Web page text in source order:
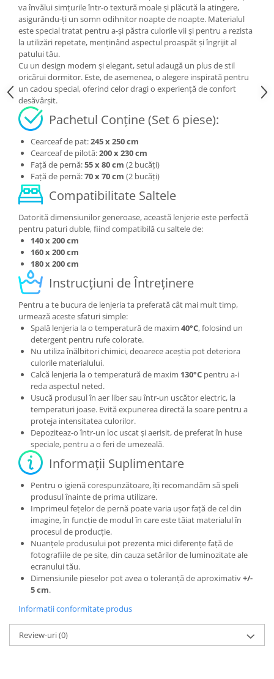
va învălui simțurile într-o textură moale și plăcută la atingere,
asigurându-ți un somn odihnitor noapte de noapte. Materialul
este special tratat pentru a-și păstra culorile vii și pentru a rezista
la utilizări repetate, menținând aspectul proaspăt și îngrijit al
patului tău.
Cu un design modern și elegant, setul adaugă un plus de stil
oricărui dormitor. Este, de asemenea, o alegere inspirată pentru
un cadou special, oferind celor dragi o experiență de confort
desăvârșit.
Pachetul Conține (Set 6 piese):
Cearceaf de pat:245 x 250 cm
Cearceaf de pilotă:200 x 230 cm
Față de pernă:55 x 80 cm (2 bucăți)
Față de pernă:70 x 70 cm (2 bucăți)
Compatibilitate Saltele
Datorită dimensiunilor generoase, această lenjerie este perfectă
pentru paturi duble, fiind compatibilă cu saltele de:
140 x 200 cm
160 x 200 cm
180 x 200 cm
Instrucțiuni de Întreținere
Pentru a te bucura de lenjeria ta preferată cât mai mult timp,
urmează aceste sfaturi simple:
Spală lenjeria la o temperatură de maxim 40°C, folosind un
detergent pentru rufe colorate.
Nu utiliza înălbitori chimici, deoarece aceștia pot deteriora
culorile materialului.
Calcă lenjeria la o temperatură de maxim 130°C pentru a-i
reda aspectul neted.
Usucă produsul în aer liber sau într-un uscător electric, la
temperaturi joase. Evită expunerea directă la soare pentru a
proteja intensitatea culorilor.
Depoziteaz-o într-un loc uscat și aerisit, de preferat în huse
speciale, pentru a o feri de umezeală.
Informații Suplimentare
Pentru o igienă corespunzătoare, îți recomandăm să speli
produsul înainte de prima utilizare.
Imprimeul fețelor de pernă poate varia ușor față de cel din
imagine, în funcție de modul în care este tăiat materialul în
procesul de producție.
Nuanțele produsului pot prezenta mici diferențe față de
fotografiile de pe site, din cauza setărilor de luminozitate ale
ecranului tău.
Dimensiunile pieselor pot avea o toleranță de aproximativ+/-
5 cm.
Informatii conformitate produs
Review-uri(0)